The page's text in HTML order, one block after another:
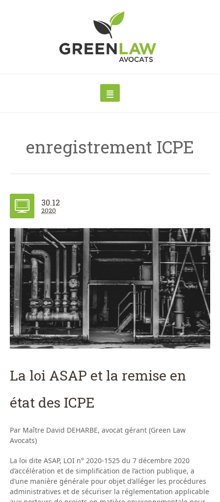
enregistrement ICPE
30.12
2020
La loi ASAP et la remise en
état des ICPE
Par Maître David DEHARBE, avocat gérant (Green Law
Avocats)
La loi dite ASAP, LOI n° 2020-1525 du 7 décembre 2020
d’accélération et de simplification de l’action publique, a
d’une manière générale pour objet d’alléger les procédures
administratives et de sécuriser la réglementation applicable